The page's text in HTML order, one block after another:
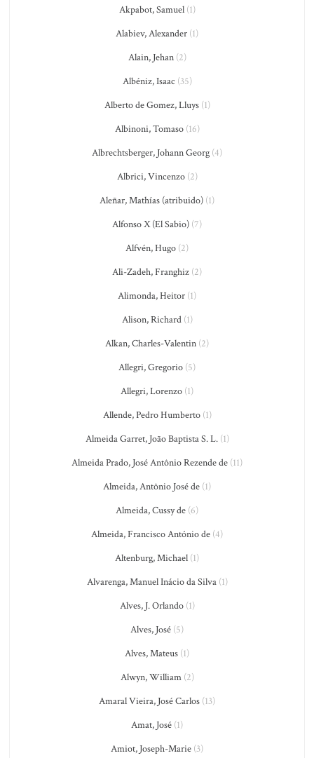
Akpabot, Samuel(1)
Alabiev, Alexander (1)
Alain, Jehan(2)
Albéniz, Isaac (35)
Alberto de Gomez, Lluys(1)
Albinoni, Tomaso(16)
Albrechtsberger, Johann Georg (4)
Albrici, Vincenzo(2)
Aleñar, Mathías (atribuido) (1)
Alfonso X (El Sabio) (7)
Alfvén, Hugo (2)
Ali-Zadeh, Franghiz (2)
Alimonda, Heitor (1)
Alison, Richard(1)
Alkan, Charles-Valentin (2)
Allegri, Gregorio (5)
Allegri, Lorenzo (1)
Allende, Pedro Humberto(1)
Almeida Garret, João Baptista S. L.(1)
Almeida Prado, José Antônio Rezende de (11)
Almeida, Antônio José de (1)
Almeida, Cussy de (6)
Almeida, Francisco António de (4)
Altenburg, Michael (1)
Alvarenga, Manuel Inácio da Silva(1)
Alves, J. Orlando(1)
Alves, José (5)
Alves, Mateus (1)
Alwyn, William(2)
Amaral Vieira, José Carlos (13)
Amat, José (1)
Amiot, Joseph-Marie (3)